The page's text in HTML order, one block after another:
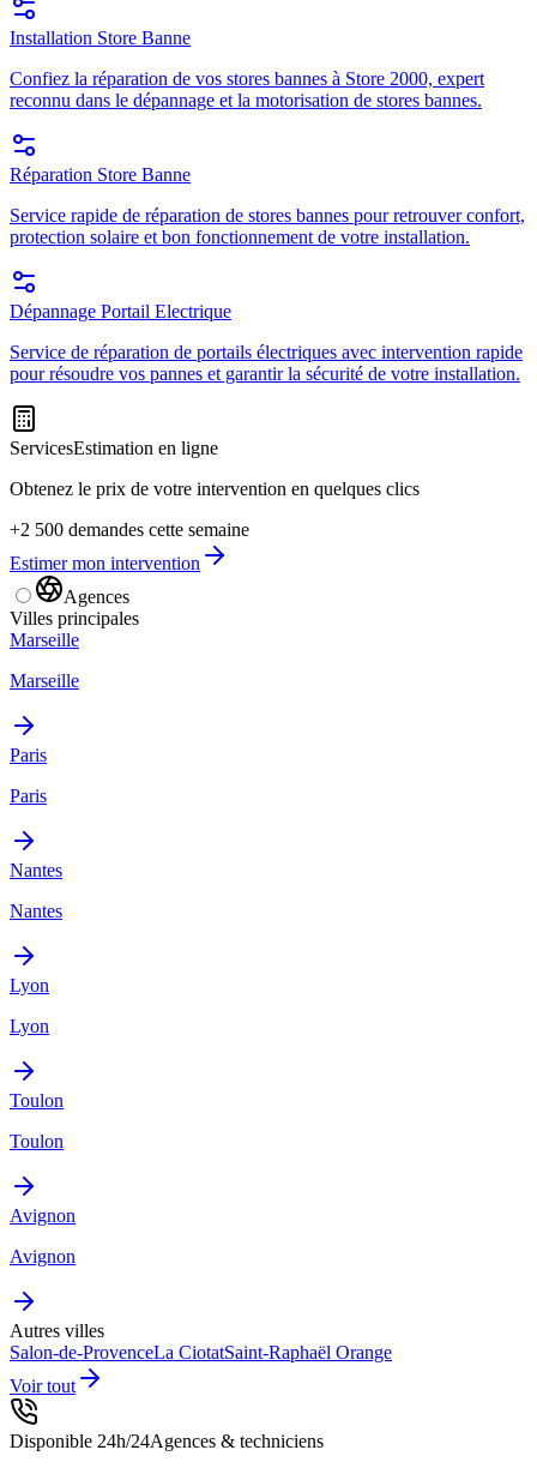
Installation Store Banne
Confiez la réparation de vos stores bannes à Store 2000, expert
reconnu dans le dépannage et la motorisation de stores bannes.
Réparation Store Banne
Service rapide de réparation de stores bannes pour retrouver confort,
protection solaire et bon fonctionnement de votre installation.
Dépannage Portail Electrique
Service de réparation de portails électriques avec intervention rapide
pour résoudre vos pannes et garantir la sécurité de votre installation.
ServicesEstimation en ligne
Obtenez le prix de votre intervention en quelques clics
+2 500 demandes cette semaine
Estimer mon intervention
Agences
Villes principales
Marseille
Marseille
Paris
Paris
Nantes
Nantes
Lyon
Lyon
Toulon
Toulon
Avignon
Avignon
Autres villes
Salon-de-ProvenceLa CiotatSaint-Raphaël Orange
Voir tout
Disponible 24h/24Agences & techniciens